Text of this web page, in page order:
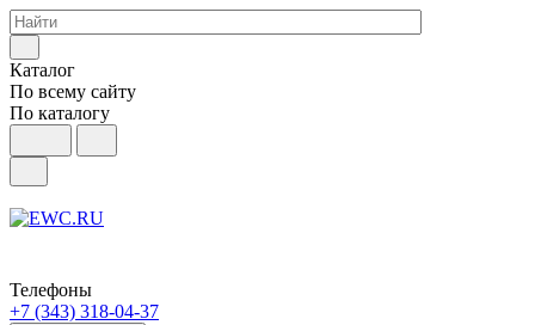
Каталог
По всему сайту
По каталогу
Телефоны
+7 (343) 318-04-37